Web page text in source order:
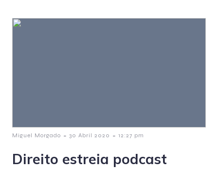
Miguel Morgado - 30 Abril 2020 - 12:27 pm
Direito estreia podcast